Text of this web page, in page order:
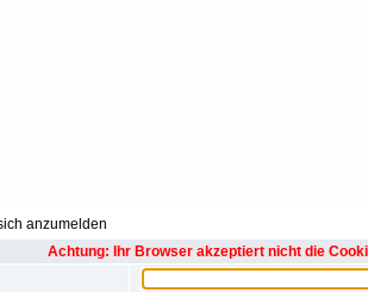
anzumelden
Achtung: Ihr Browser akzeptiert nicht die